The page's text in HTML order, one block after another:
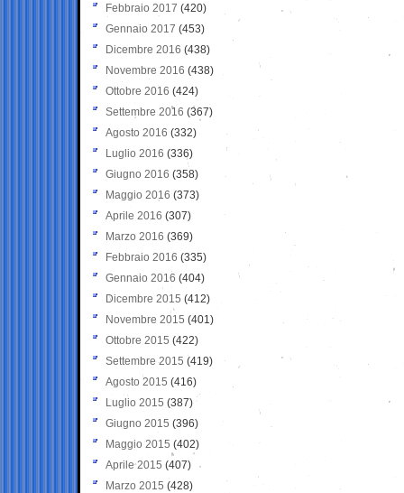
Febbraio 2017 (420)
Gennaio 2017 (453)
Dicembre 2016 (438)
Novembre 2016 (438)
Ottobre 2016 (424)
Settembre 2016 (367)
Agosto 2016 (332)
Luglio 2016 (336)
Giugno 2016 (358)
Maggio 2016 (373)
Aprile 2016 (307)
Marzo 2016 (369)
Febbraio 2016 (335)
Gennaio 2016 (404)
Dicembre 2015 (412)
Novembre 2015 (401)
Ottobre 2015 (422)
Settembre 2015 (419)
Agosto 2015 (416)
Luglio 2015 (387)
Giugno 2015 (396)
Maggio 2015 (402)
Aprile 2015 (407)
Marzo 2015 (428)